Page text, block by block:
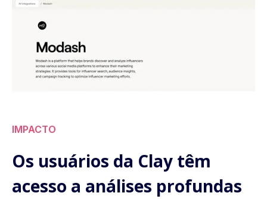
IMPACTO
Os usuários da Clay têm
acesso a análises profundas